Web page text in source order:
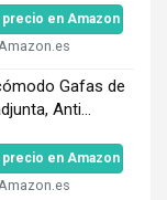
precio en Amazon
Gafas de
Anti...
precio en Amazon